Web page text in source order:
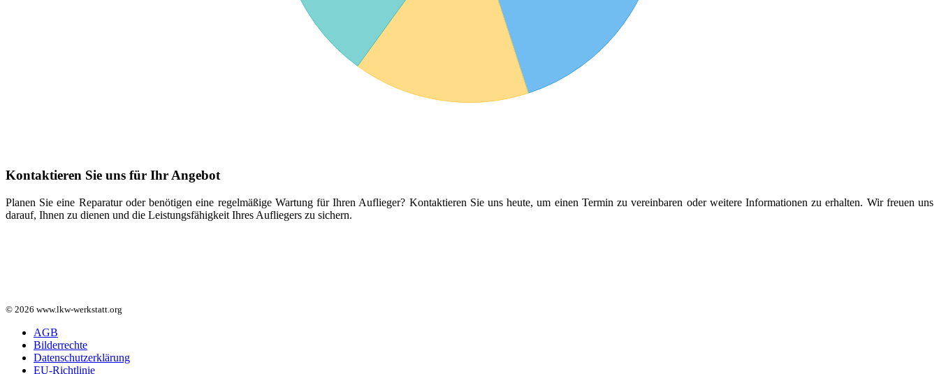
Kontaktieren Sie uns für Ihr Angebot
Planen Sie eine Reparatur oder benötigen eine regelmäßige Wartung für Ihren Auflieger? Kontaktieren Sie uns heute, um einen Termin zu vereinbaren oder weitere Informationen zu erhalten. Wir freuen uns
darauf, Ihnen zu dienen und die Leistungsfähigkeit Ihres Aufliegers zu sichern.
© 2026 www.lkw-werkstatt.org
AGB
Bilderrechte
Datenschutzerklärung
EU-Richtlinie